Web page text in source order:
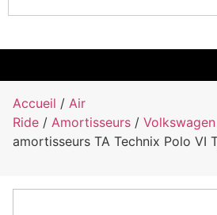
Accueil / Air
Ride / Amortisseurs / Volkswagen
amortisseurs TA Technix Polo VI